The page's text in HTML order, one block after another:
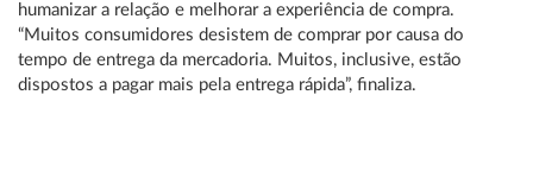
humanizar a relação e melhorar a experiência de compra.
“Muitos consumidores desistem de comprar por causa do
tempo de entrega da mercadoria. Muitos, inclusive, estão
dispostos a pagar mais pela entrega rápida”, finaliza.